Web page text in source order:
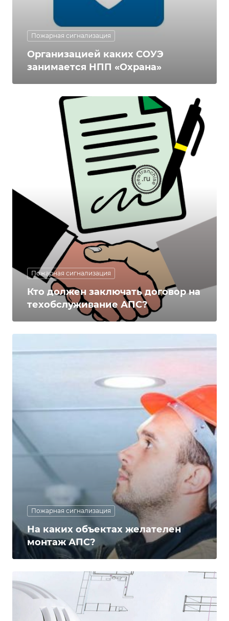
Пожарная сигнализация
Организацией каких СОУЭ
занимается НПП «Охрана»
Пожарная сигнализация
Кто должен заключать договор на
техобслуживание АПС?
Пожарная сигнализация
На каких объектах желателен
монтаж АПС?